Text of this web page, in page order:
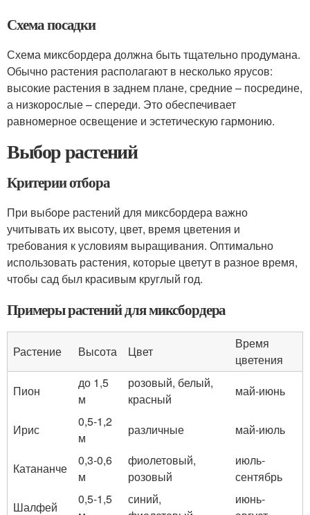
Схема посадки
Схема миксбордера должна быть тщательно продумана.
Обычно растения располагают в несколько ярусов:
высокие растения в заднем плане, средние – посредине,
а низкорослые – спереди. Это обеспечивает
равномерное освещение и эстетическую гармонию.
Выбор растений
Критерии отбора
При выборе растений для миксбордера важно
учитывать их высоту, цвет, время цветения и
требования к условиям выращивания. Оптимально
использовать растения, которые цветут в разное время,
чтобы сад был красивым круглый год.
Примеры растений для миксбордера
Растение Высота Цвет
Время
цветения
Пион
до 1,5
м
розовый, белый,
красный
май-июнь
Ирис
0,5-1,2
м
различные май-июль
Катананче
0,3-0,6
м
фиолетовый,
розовый
июль-
сентябрь
Шалфей
0,5-1,5
синий,
июнь-